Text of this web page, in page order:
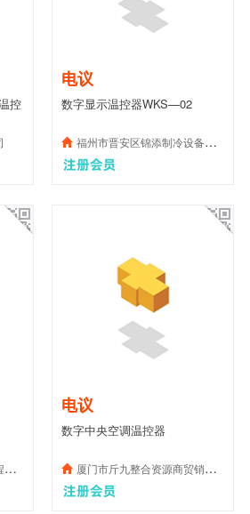
控
电议
数字显示温控器WKS—02
福州市晋安区锦添制冷设备有限公司
电议
数字中央空调温控器
厦门市斤九整合资源商贸销售公司